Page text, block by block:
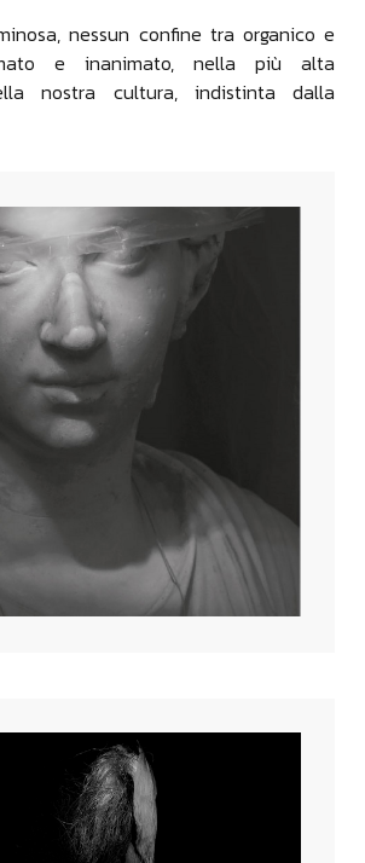
nessun confine tra organico e
e inanimato, nella più alta
nostra cultura, indistinta dalla